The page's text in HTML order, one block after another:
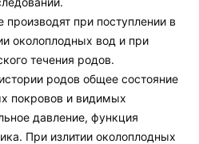
при поступлении в
околоплодных вод и при
течения родов.
родов общее состояние
покровов и видимых
давление, функция
При излитии околоплодных